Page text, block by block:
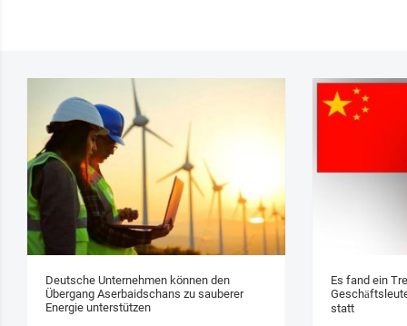
Deutsche Unternehmen können den
Übergang Aserbaidschans zu sauberer
Energie unterstützen
Es fand ein
statt